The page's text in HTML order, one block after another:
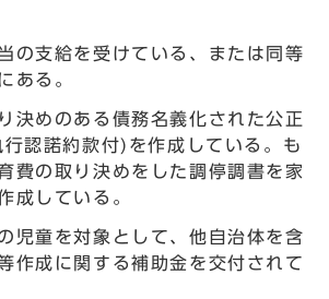
の支給を受けている、または同等
ある。
決めのある債務名義化された公正
認諾約款付)を作成している。も
費の取り決めをした調停調書を家
成している。
児童を対象として、他自治体を含
作成に関する補助金を交付されて